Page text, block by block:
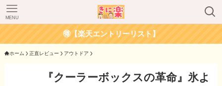
MENU
🉐【楽天エントリーリスト】
ホーム 正直レビュー アウトドア
『クーラーボックスの革命』氷よ